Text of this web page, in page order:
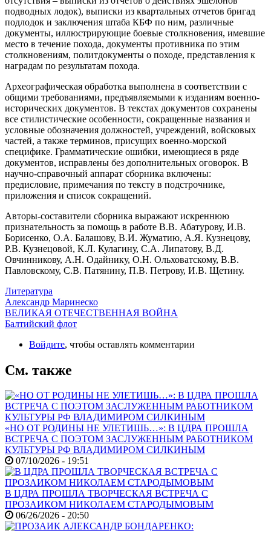
подводных лодок), выписки из квартальных отчетов бригад
подлодок и заключения штаба КБФ по ним, различные
документы, иллюстрирующие боевые столкновения, имевшие
место в течение похода, документы противника по этим
столкновениям, политдокументы о походе, представления к
наградам по результатам похода.
Археографическая обработка выполнена в соответствии с
общими требованиями, предъявляемыми к изданиям военно-
исторических документов. В текстах документов сохранены
все стилистические особенности, сокращенные названия и
условные обозначения должностей, учреждений, войсковых
частей, а также терминов, присущих военно-морской
специфике. Грамматические ошибки, имеющиеся в ряде
документов, исправлены без дополнительных оговорок. В
научно-справочный аппарат сборника включены:
предисловие, примечания по тексту в подстрочнике,
приложения и список сокращений.
Авторы-составители сборника выражают искреннюю
признательность за помощь в работе В.В. Абатурову, И.В.
Борисенко, О.А. Балашову, В.И. Жуматию, А.Я. Кузнецову,
Р.В. Кузнецовой, К.Л. Кулагину, С.А. Липатову, В.Д.
Овчинникову, А.Н. Одайнику, О.Н. Ольховатскому, В.В.
Павловскому, С.В. Патянину, П.В. Петрову, И.В. Щетину.
Литература
Александр Маринеско
ВЕЛИКАЯ ОТЕЧЕСТВЕННАЯ ВОЙНА
Балтийский флот
Войдите, чтобы оставлять комментарии
См. также
«НО ОТ РОДИНЫ НЕ УЛЕТИШЬ…»: В ЦДРА ПРОШЛА
ВСТРЕЧА С ПОЭТОМ ЗАСЛУЖЕННЫМ РАБОТНИКОМ
КУЛЬТУРЫ РФ ВЛАДИМИРОМ СИЛКИНЫМ
07/10/2026 - 19:51
В ЦДРА ПРОШЛА ТВОРЧЕСКАЯ ВСТРЕЧА С
ПРОЗАИКОМ НИКОЛАЕМ СТАРОДЫМОВЫМ
06/26/2026 - 20:50